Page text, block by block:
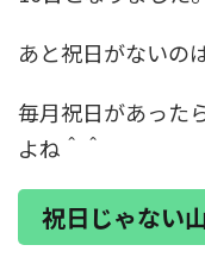
あと祝日がないの
毎月祝日があった
よね＾＾
祝日じゃない